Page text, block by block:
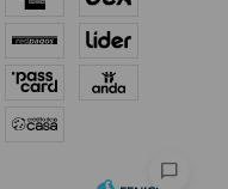
chat_bubble